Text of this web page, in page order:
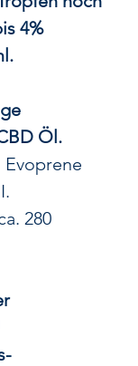
4%
Öl.
Evoprene
280